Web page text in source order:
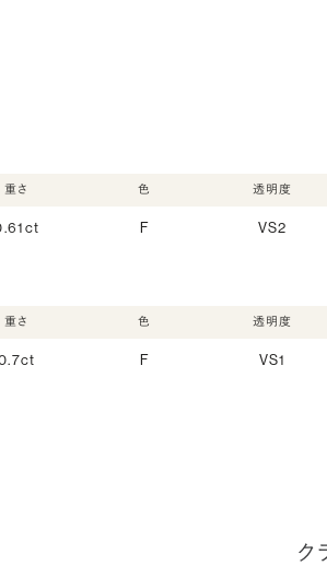
重さ 色
F
透明度
VS2
重さ 色
F
透明度
VS1
ク